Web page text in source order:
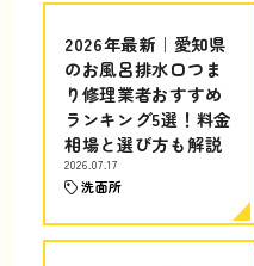
2026年最新｜愛知県
のお風呂排水口つま
り修理業者おすすめ
ランキング5選！料金
相場と選び方も解説
2026.07.17
洗面所